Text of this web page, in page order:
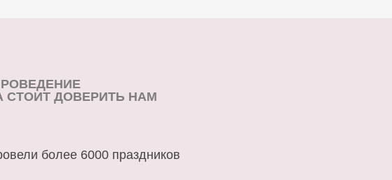
СТОИТ ДОВЕРИТЬ НАМ
более 6000 праздников